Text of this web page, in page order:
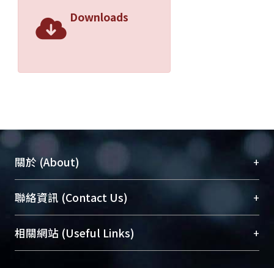
historiography)，以及崛起於一九六○
行與衰落都與其所處時代流行思潮息息
義、改革思想與南北團結的主張在當時
大為流行。其時的主要史學家大都從這
些觀點來解釋美國的歷史。二十世紀開
始以後，美國出現了全國性的進步改革
運動(the Progressive Movement)，試
圖擴大美國的民主平等與自由。史家把
整個美國歷史視為一連續的改革過程。
Downloads
關於 (About) +
臺大位居世界頂尖大學之列，為永久珍藏及向國際
展現本校豐碩的研究成果及學術能量，圖書館整合
機構典藏（NTUR）與學術庫（AH）不同功能平
台，成為臺大學術典藏NTU scholars。期能整合研
聯絡資訊 (Contact Us) +
總館學科館員(Main Library)
醫學圖書館學科館員(Medical Library)
相關網站 (Useful Links) +